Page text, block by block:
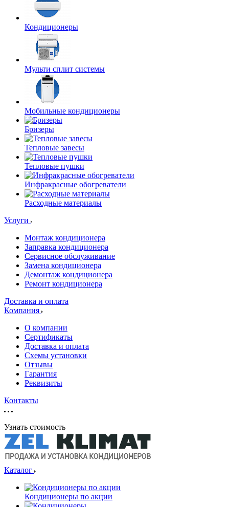
Кондиционеры
Мульти сплит системы
Мобильные кондиционеры
Бризеры
Тепловые завесы
Тепловые пушки
Инфракрасные обогреватели
Расходные материалы
Услуги
Монтаж кондиционера
Заправка кондиционера
Сервисное обслуживание
Замена кондиционера
Демонтаж кондиционера
Ремонт кондиционера
Доставка и оплата
Компания
О компании
Сертификаты
Доставка и оплата
Схемы установки
Отзывы
Гарантия
Реквизиты
Контакты
Узнать стоимость
Каталог
Кондиционеры по акции